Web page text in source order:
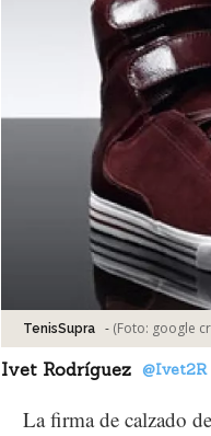
TenisSupra - (Foto: google
Ivet Rodríguez @Ivet2R
La firma de calzado